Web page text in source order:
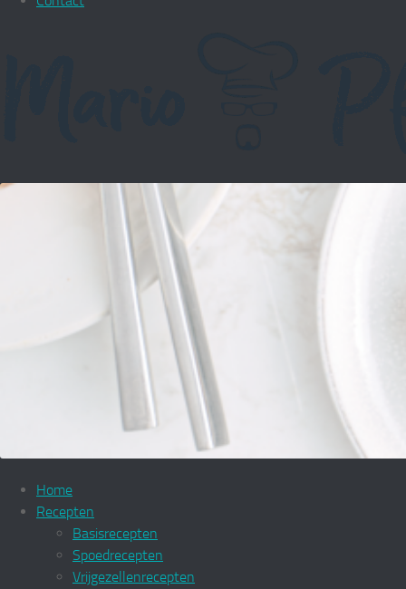
Home
Recepten
Basisrecepten
Spoedrecepten
Vrijgezellenrecepten